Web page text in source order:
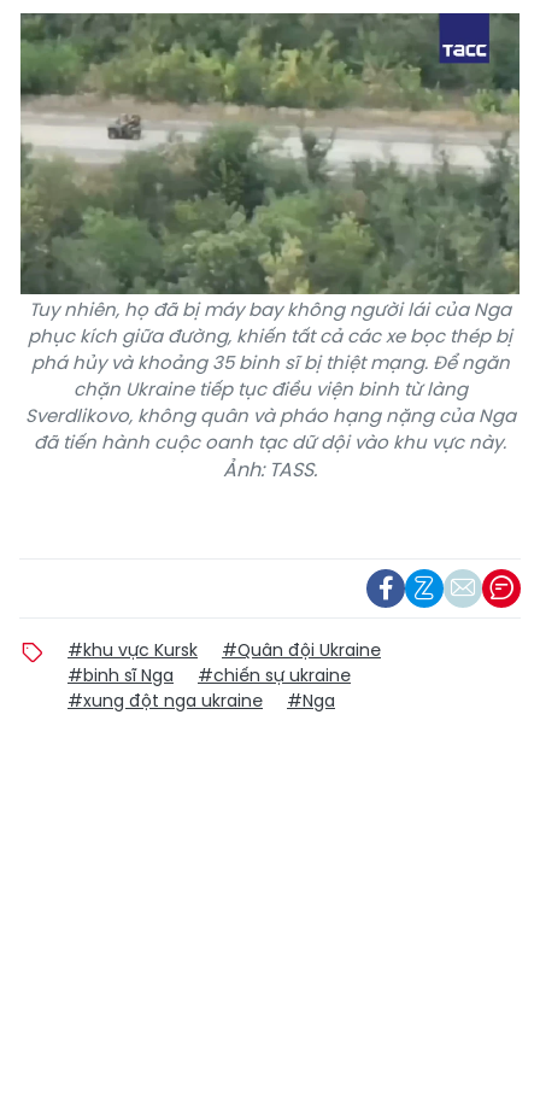
Tuy nhiên, họ đã bị máy bay không người lái của Nga
phục kích giữa đường, khiến tất cả các xe bọc thép bị
phá hủy và khoảng 35 binh sĩ bị thiệt mạng. Để ngăn
chặn Ukraine tiếp tục điều viện binh từ làng
Sverdlikovo, không quân và pháo hạng nặng của Nga
đã tiến hành cuộc oanh tạc dữ dội vào khu vực này.
Ảnh: TASS.
#khu vực Kursk
#Quân đội Ukraine
#binh sĩ Nga
#chiến sự ukraine
#xung đột nga ukraine
#Nga